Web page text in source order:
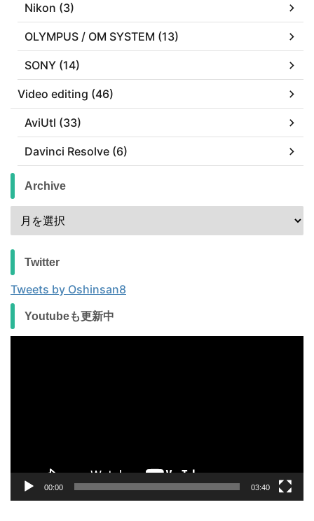
Nikon (3)
OLYMPUS / OM SYSTEM (13)
SONY (14)
Video editing (46)
AviUtl (33)
Davinci Resolve (6)
Archive
Twitter
Tweets by Oshinsan8
Youtubeも更新中
00:00 03:40